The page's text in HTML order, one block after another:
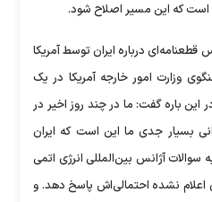
است که این مسیر اصلاح شود.
درباره ایران توسط آمریکا
وزارت امور خارجه آمریکا در یک
باره گفت: ما در چند روز اخیر در
بسیار جدی ما این است که ایران
سوالات آژانس بین‌المللی انرژی اتمی
اعلام نشده احتمالی‌اش پاسخ دهد. و